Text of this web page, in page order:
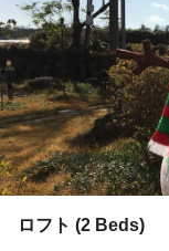
ロフト (2 Beds)